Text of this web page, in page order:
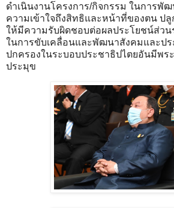
ดำเนินงานโครงการ/กิจกรรม ในการพัฒ
ความเข้าใจถึงสิทธิและหน้าที่ของตน ป
ให้มีความรับผิดชอบต่อผลประโยชน์ส่ว
ในการขับเคลื่อนและพัฒนาสังคมและปร
ปกครองในระบอบประชาธิปไตยอันมีพร
ประมุข